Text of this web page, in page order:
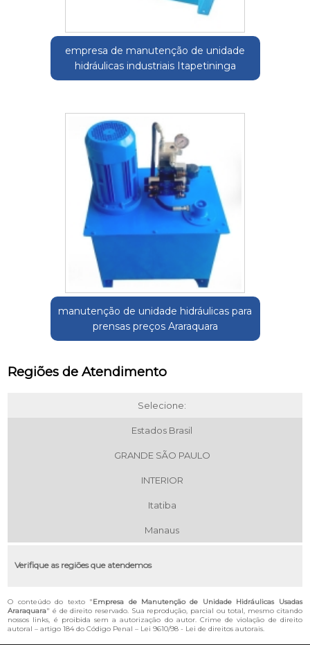
empresa de manutenção de unidade
hidráulicas industriais Itapetininga
manutenção de unidade hidráulicas para
prensas preços Araraquara
Regiões de Atendimento
Selecione:
Estados Brasil
GRANDE SÃO PAULO
INTERIOR
Itatiba
Manaus
Verifique as regiões que atendemos
O conteúdo do texto "Empresa de Manutenção de Unidade Hidráulicas Usadas
Araraquara" é de direito reservado. Sua reprodução, parcial ou total, mesmo citando
nossos links, é proibida sem a autorização do autor. Crime de violação de direito
autoral – artigo 184 do Código Penal – Lei 9610/98 - Lei de direitos autorais.